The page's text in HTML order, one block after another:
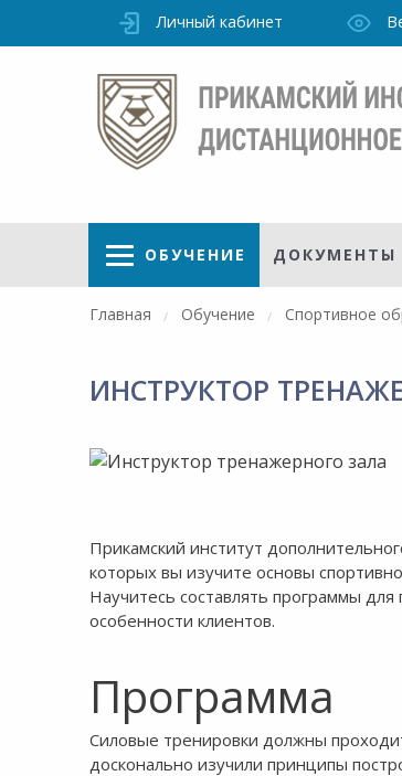
Института
Выходной
Личный кабинет
ОБУЧЕНИЕ ДОКУМЕНТЫ
Главная Обучение Спортивное
ИНСТРУКТОР
Прикамский институт
которых вы изучите основы
Научитесь составлять программы
особенности клиентов.
Программа
Силовые тренировки должны
досконально изучили принципы